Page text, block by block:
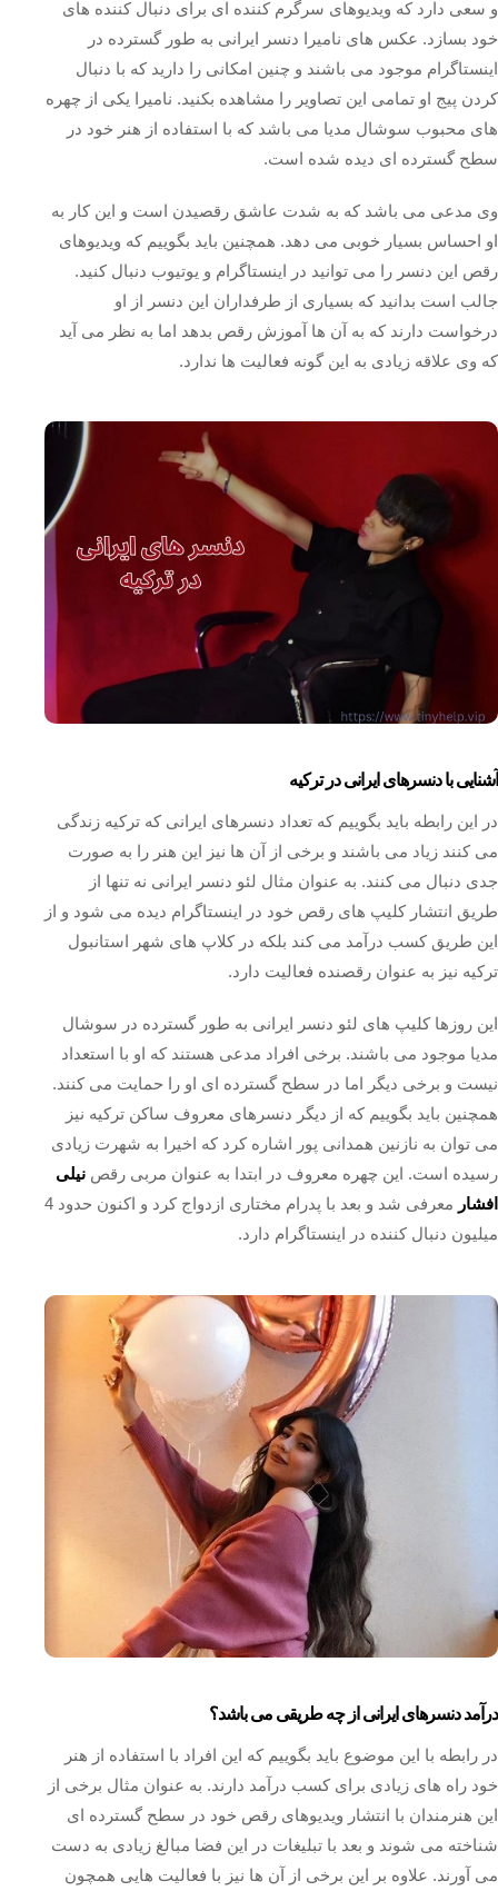
و سعی دارد که ویدیوهای سرگرم کننده ای برای دنبال کننده های
خود بسازد. عکس های نامیرا دنسر ایرانی به طور گسترده در
اینستاگرام موجود می باشند و چنین امکانی را دارید که با دنبال
کردن پیج او تمامی این تصاویر را مشاهده بکنید. نامیرا یکی از چهره
های محبوب سوشال مدیا می باشد که با استفاده از هنر خود در
سطح گسترده ای دیده شده است.
وی مدعی می باشد که به شدت عاشق رقصیدن است و این کار به
او احساس بسیار خوبی می دهد. همچنین باید بگوییم که ویدیوهای
رقص این دنسر را می توانید در اینستاگرام و یوتیوب دنبال کنید.
جالب است بدانید که بسیاری از طرفداران این دنسر از او
درخواست دارند که به آن ها آموزش رقص بدهد اما به نظر می آید
که وی علاقه زیادی به این گونه فعالیت ها ندارد.
آشنایی با دنسرهای ایرانی در ترکیه
در این رابطه باید بگوییم که تعداد دنسرهای ایرانی که ترکیه زندگی
می کنند زیاد می باشند و برخی از آن ها نیز این هنر را به صورت
جدی دنبال می کنند. به عنوان مثال لئو دنسر ایرانی نه تنها از
طریق انتشار کلیپ های رقص خود در اینستاگرام دیده می شود و از
این طریق کسب درآمد می کند بلکه در کلاپ های شهر استانبول
ترکیه نیز به عنوان رقصنده فعالیت دارد.
این روزها کلیپ های لئو دنسر ایرانی به طور گسترده در سوشال
مدیا موجود می باشند. برخی افراد مدعی هستند که او با استعداد
نیست و برخی دیگر اما در سطح گسترده ای او را حمایت می کنند.
همچنین باید بگوییم که از دیگر دنسرهای معروف ساکن ترکیه نیز
می توان به نازنین همدانی پور اشاره کرد که اخیرا به شهرت زیادی
رسیده است. این چهره معروف در ابتدا به عنوان مربی رقص نیلی
افشار
معرفی شد و بعد با پدرام مختاری ازدواج کرد و اکنون حدود 4
میلیون دنبال کننده در اینستاگرام دارد.
درآمد دنسرهای ایرانی از چه طریقی می باشد؟
در رابطه با این موضوع باید بگوییم که این افراد با استفاده از هنر
خود راه های زیادی برای کسب درآمد دارند. به عنوان مثال برخی از
این هنرمندان با انتشار ویدیوهای رقص خود در سطح گسترده ای
شناخته می شوند و بعد با تبلیغات در این فضا مبالغ زیادی به دست
می آورند. علاوه بر این برخی از آن ها نیز با فعالیت هایی همچون